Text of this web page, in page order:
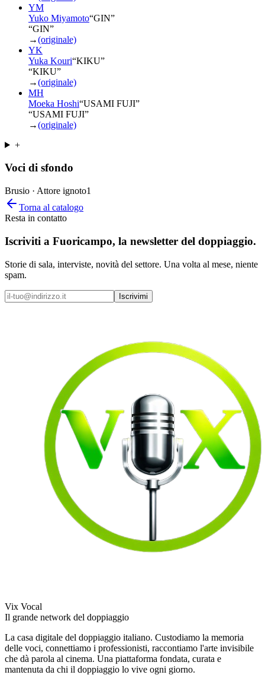
YM
Yuko Miyamoto“GIN”
“GIN”
→(originale)
YK
Yuka Kouri“KIKU”
“KIKU”
→(originale)
MH
Moeka Hoshi“USAMI FUJI”
“USAMI FUJI”
→(originale)
+
Voci di sfondo
Brusio · Attore ignoto1
Torna al catalogo
Resta in contatto
Iscriviti a Fuoricampo, la newsletter del doppiaggio.
Storie di sala, interviste, novità del settore. Una volta al mese, niente
spam.
Iscrivimi
Vix Vocal
Il grande network del doppiaggio
La casa digitale del doppiaggio italiano. Custodiamo la memoria
delle voci, connettiamo i professionisti, raccontiamo l'arte invisibile
che dà parola al cinema. Una piattaforma fondata, curata e
mantenuta da chi il doppiaggio lo vive ogni giorno.